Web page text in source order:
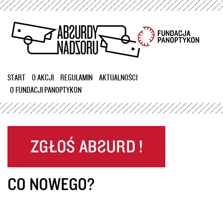
Przejdź
treści
START O AKCJI REGULAMIN
AKTUALNOŚCI
O FUNDACJI PANOPTYKON
CO NOWEGO?